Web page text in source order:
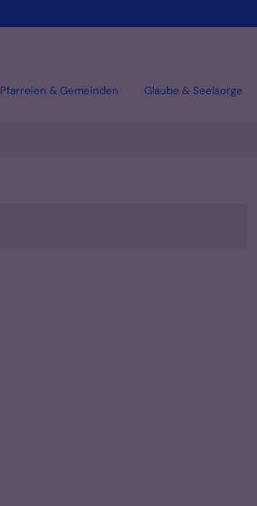
Pfarreien & Gemeinden Glaube & Seelsorge